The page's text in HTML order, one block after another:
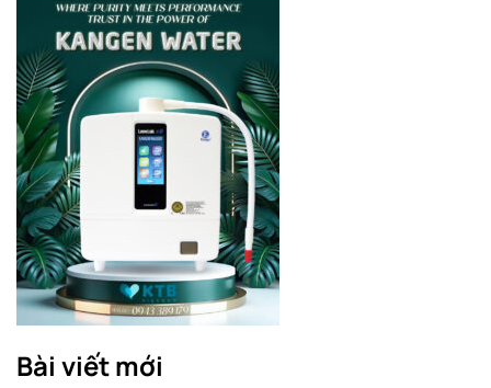
Bài viết mới